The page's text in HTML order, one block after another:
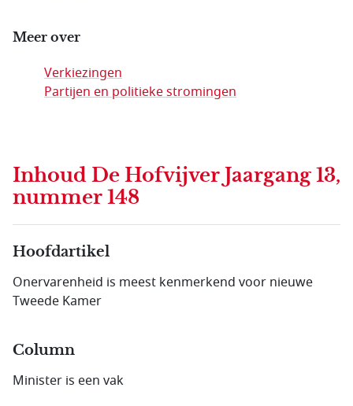
Meer over
Verkiezingen
Partijen en politieke stromingen
Inhoud De Hofvijver Jaargang 13,
nummer 148
Hoofdartikel
Onervarenheid is meest kenmerkend voor nieuwe
Tweede Kamer
Column
Minister is een vak